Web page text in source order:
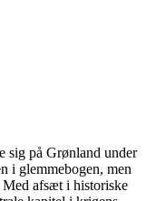
sig på Grønland under
i glemmebogen, men
Med afsæt i historiske